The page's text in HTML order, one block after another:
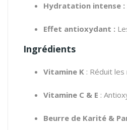
Hydratation intense :
Effet antioxydant :
Ingrédients
Vitamine K : Réduit
Vitamine C & E :
Beurre de Karité &